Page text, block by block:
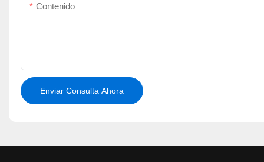
Contenido
Enviar Consulta Ahora